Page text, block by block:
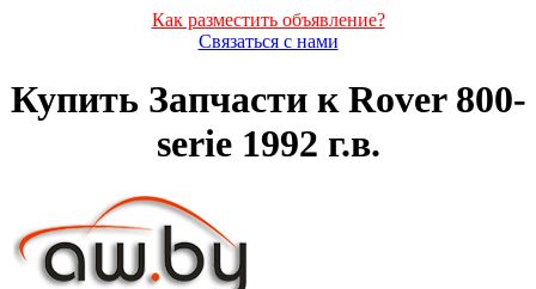
Как разместить объявление?
Связаться с нами
Купить Запчасти к Rover 800-
serie 1992 г.в.